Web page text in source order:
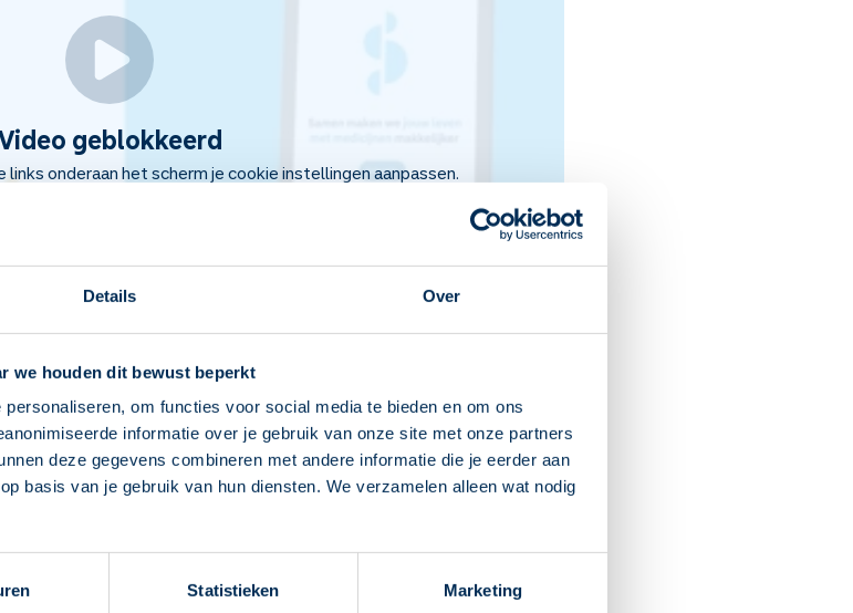
Details Over
we houden dit bewust beperkt
om functies voor social media te bieden en om ons
informatie over je gebruik van onze site met onze partners
deze gegevens combineren met andere informatie die je eerder aan
basis van je gebruik van hun diensten. We verzamelen alleen wat nodig
Statistieken Marketing
Apotheek staat nu ingesteld als
jouw apotheek
alle informatie vinden in het
geblokkeerd
links onderaan het scherm je cookie instellingen aanpassen.
Kies uit het overzicht of maak een foto van het recept.